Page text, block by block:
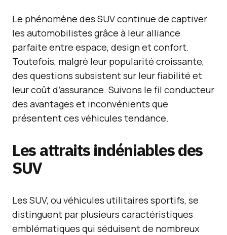
Le phénomène des SUV continue de captiver
les automobilistes grâce à leur alliance
parfaite entre espace, design et confort.
Toutefois, malgré leur popularité croissante,
des questions subsistent sur leur fiabilité et
leur coût d’assurance. Suivons le fil conducteur
des avantages et inconvénients que
présentent ces véhicules tendance.
Les attraits indéniables des
SUV
Les SUV, ou véhicules utilitaires sportifs, se
distinguent par plusieurs caractéristiques
emblématiques qui séduisent de nombreux